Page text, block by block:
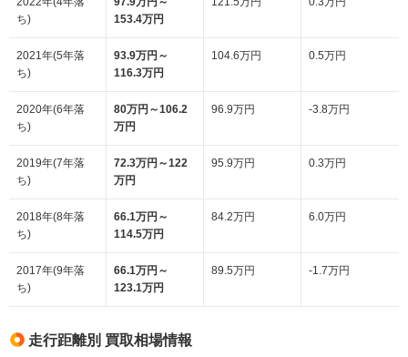
ち)
153.4万円
2021年(5年落
ち)
93.9万円～
116.3万円
104.6万円 0.5万円
2020年(6年落
ち)
80万円～106.2
万円
96.9万円 -3.8万円
2019年(7年落
ち)
72.3万円～122
万円
95.9万円 0.3万円
2018年(8年落
ち)
66.1万円～
114.5万円
84.2万円 6.0万円
2017年(9年落
ち)
66.1万円～
123.1万円
89.5万円 -1.7万円
走行距離別 買取相場情報